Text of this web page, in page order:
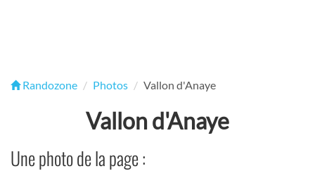
Randozone Photos Vallon d'Anaye
Vallon d'Anaye
Une photo de la page :